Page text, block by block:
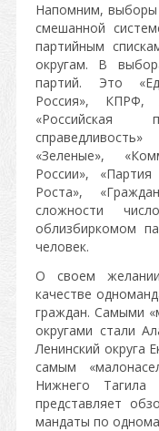
Напомним, выборы
смешанной
партийным
округам. В
партий. Это
Россия»,
«Российская
«Зеленые»,
России»,
Роста»,
сложности
облизбиркомом
человек.
О своем
качестве
граждан. Самыми
округами стали
Ленинский округа
самым
Нижнего Тагила
представляет
мандаты по